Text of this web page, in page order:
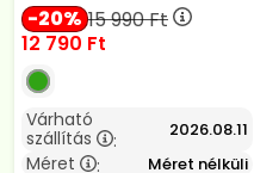
20 15 990Ft
12 790 Ft
Várható
szállítás
: 2026.08.11
Méret : Méret nélküli